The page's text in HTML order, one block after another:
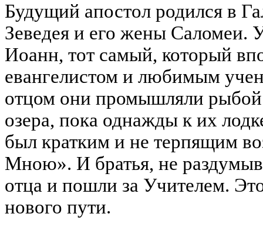
Будущий апостол родился в
Зеведея и его жены Саломеи.
Иоанн, тот самый, который
евангелистом и любимым
отцом они промышляли рыбой
озера, пока однажды к их
был кратким и не терпящим
Мною». И братья, не
отца и пошли за Учителем.
нового пути.